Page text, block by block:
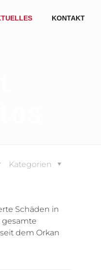
KONTAKT
Kategorien
Schäden in
gesamte
dem Orkan